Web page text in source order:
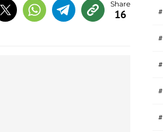
16 #
#
#
#
#